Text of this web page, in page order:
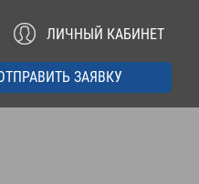
ЛИЧНЫЙ КАБИНЕТ